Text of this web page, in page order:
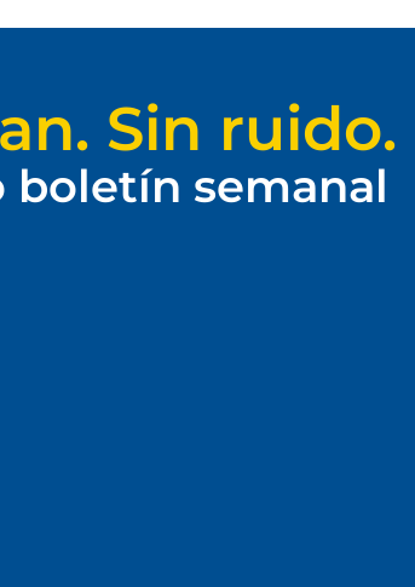
Sin ruido.
boletín semanal